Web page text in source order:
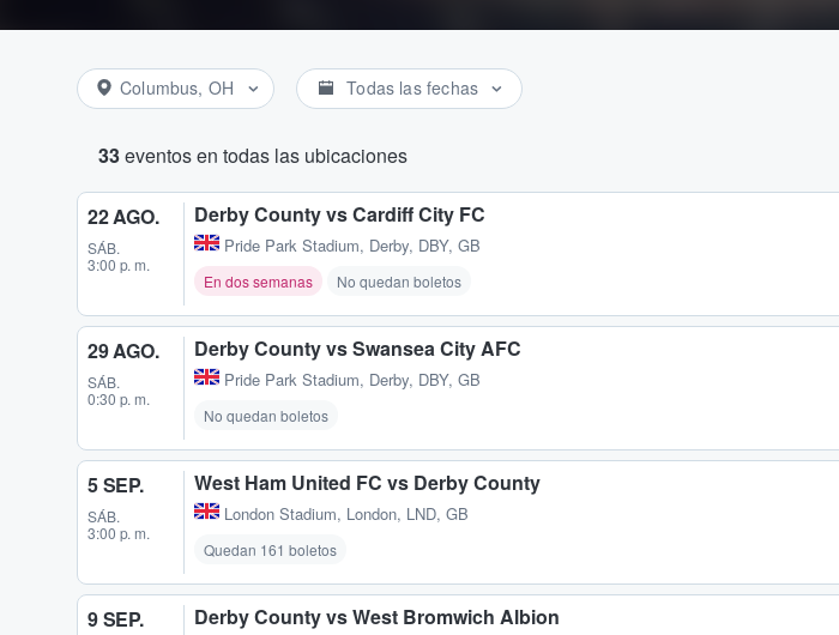
Columbus, OH Todas las fechas
33eventos en todas las ubicaciones
22 AGO.
SÁB.
3:00 p. m.
Derby County vs Cardiff City FC
Pride Park Stadium, Derby, DBY, GB
En dos semanas No quedan boletos
29 AGO.
SÁB.
0:30 p. m.
Derby County vs Swansea City AFC
Pride Park Stadium, Derby, DBY, GB
No quedan boletos
5 SEP.
SÁB.
3:00 p. m.
West Ham United FC vs Derby County
London Stadium, London, LND, GB
Quedan 161 boletos
9 SEP. Derby County vs West Bromwich Albion